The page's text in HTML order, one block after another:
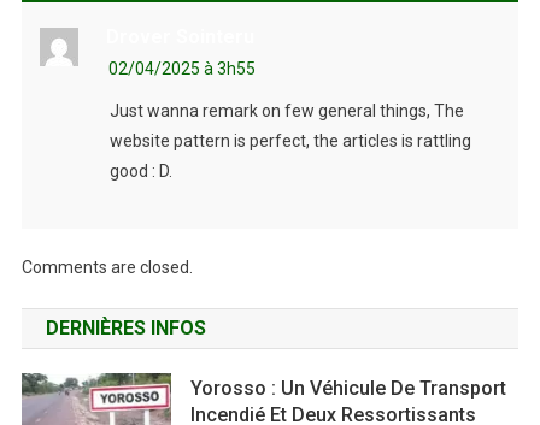
02/04/2025 à 3h55
Just wanna remark on few general things, The
website pattern is perfect, the articles is rattling
good : D.
Comments are closed.
DERNIÈRES INFOS
Yorosso : Un Véhicule De Transport
Incendié Et Deux Ressortissants